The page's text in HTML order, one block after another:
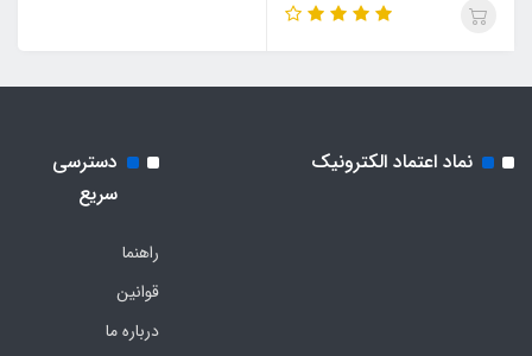
نماد اعتماد الکترونیک
دسترسی
سریع
راهنما
قوانین
درباره ما